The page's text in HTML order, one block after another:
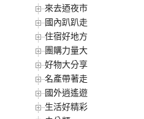
來去迺夜市
國內趴趴走
住宿好地方
團購力量大
好物大分享
名產帶著走
國外逍遙遊
生活好精彩